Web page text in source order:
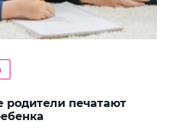
печатают